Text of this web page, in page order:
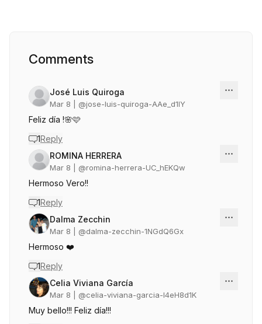
Comments
José Luis Quiroga
Mar 8 | @jose-luis-quiroga-AAe_d1IY
Feliz día !🌸🩷
1Reply
ROMINA HERRERA
Mar 8 | @romina-herrera-UC_hEKQw
Hermoso Vero!!
1Reply
Dalma Zecchin
Mar 8 | @dalma-zecchin-1NGdQ6Gx
Hermoso ❤️
1Reply
Celia Viviana García
Mar 8 | @celia-viviana-garcia-I4eH8d1K
Muy bello!!! Feliz día!!!